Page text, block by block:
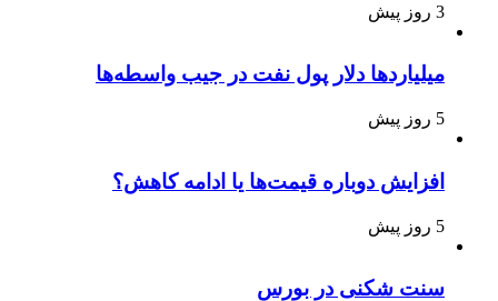
3 روز پیش
میلیاردها دلار پول نفت در جیب واسطه‌ها
5 روز پیش
افزایش دوباره قیمت‌ها یا ادامه کاهش؟
5 روز پیش
سنت شکنی در بورس